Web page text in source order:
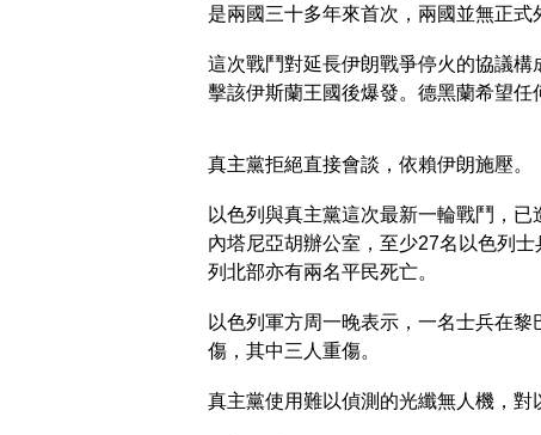
是兩國三十多年來首次，兩國並無正式
這次戰鬥對延長伊朗戰爭停火的協議
擊該伊斯蘭王國後爆發。德黑蘭希望任
真主黨拒絕直接會談，依賴伊朗施壓。
以色列與真主黨這次最新一輪戰鬥，
內塔尼亞胡辦公室，至少27名以色列
列北部亦有兩名平民死亡。
以色列軍方周一晚表示，一名士兵在
傷，其中三人重傷。
真主黨使用難以偵測的光纖無人機，對